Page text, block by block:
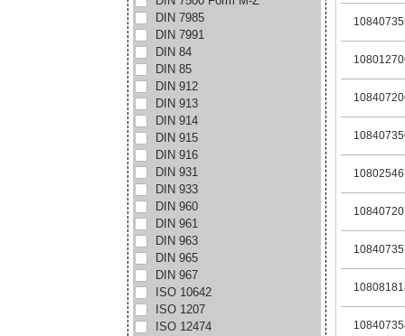
DIN 7985
DIN 7991
DIN 84
DIN 85
DIN 912
DIN 913
DIN 914
DIN 915
DIN 916
DIN 931
DIN 933
DIN 960
DIN 961
DIN 963
DIN 965
DIN 967
ISO 10642
ISO 1207
ISO 12474